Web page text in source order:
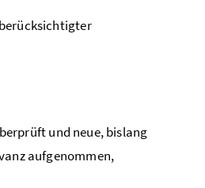
und neue, bislang
aufgenommen,